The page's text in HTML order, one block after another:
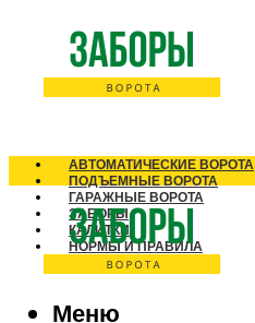
АВТОМАТИЧЕСКИЕ ВОРОТА
ПОДЪЕМНЫЕ ВОРОТА
ГАРАЖНЫЕ ВОРОТА
ЗАБОРЫ
КАЛИТКИ
НОРМЫ И ПРАВИЛА
Меню